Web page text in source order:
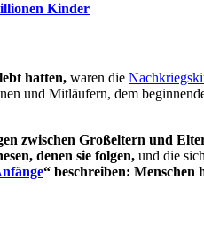
Kinder
hatten, waren die
und Mitläufern, dem
zwischen Großeltern und
denen sie folgen, und die
“ beschreiben: